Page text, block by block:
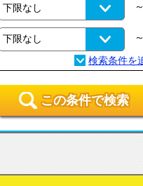
この条件で検索